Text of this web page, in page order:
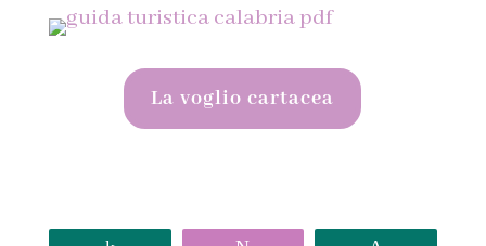
La voglio cartacea